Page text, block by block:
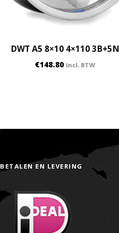
DWT A5 8×10 4×110 3B+5N
€148.80 incl. BTW
BETALEN EN LEVERING